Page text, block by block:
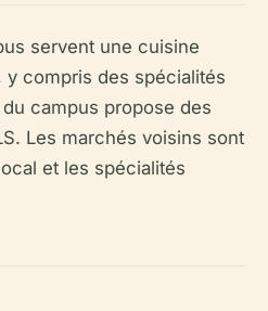
servent une cuisine
y compris des spécialités
campus propose des
Les marchés voisins sont
et les spécialités